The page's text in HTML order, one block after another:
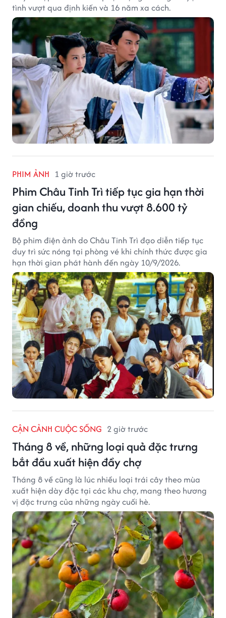
tình vượt qua định kiến và 16 năm xa cách.
PHIM ẢNH 1 giờ trước
Phim Châu Tinh Trì tiếp tục gia hạn thời
gian chiếu, doanh thu vượt 8.600 tỷ
đồng
Bộ phim điện ảnh do Châu Tinh Trì đạo diễn tiếp tục
duy trì sức nóng tại phòng vé khi chính thức được gia
hạn thời gian phát hành đến ngày 10/9/2026.
CẬN CẢNH CUỘC SỐNG 2 giờ trước
Tháng 8 về, những loại quả đặc trưng
bắt đầu xuất hiện đầy chợ
Tháng 8 về cũng là lúc nhiều loại trái cây theo mùa
xuất hiện dày đặc tại các khu chợ, mang theo hương
vị đặc trưng của những ngày cuối hè.